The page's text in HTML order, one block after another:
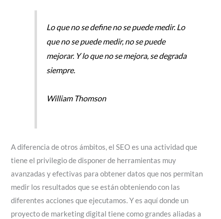
Lo que no se define no se puede medir. Lo
que no se puede medir, no se puede
mejorar. Y lo que no se mejora, se degrada
siempre.
William Thomson
A diferencia de otros ámbitos, el SEO es una actividad que
tiene el privilegio de disponer de herramientas muy
avanzadas y efectivas para obtener datos que nos permitan
medir los resultados que se están obteniendo con las
diferentes acciones que ejecutamos. Y es aquí donde un
proyecto de marketing digital tiene como grandes aliadas a